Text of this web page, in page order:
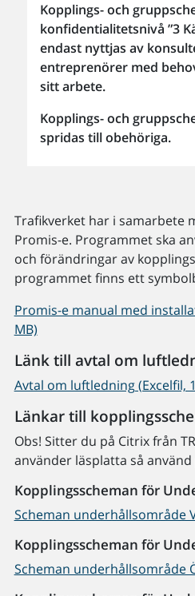
Kopplings- och
konfidentialitetsnivå ”3
endast nyttjas av
entreprenörer med
sitt arbete.
Kopplings- och
spridas till obehöriga.
Trafikverket har i samarbete
Promis-e. Programmet ska
och förändringar av
programmet finns ett
Promis-e manual med
MB)
Länk till avtal om
Avtal om luftledning (Excelfil,
Länkar till
Obs! Sitter du på Citrix från
använder läsplatta så
Kopplingsscheman för
Scheman underhållsområde
Kopplingsscheman för
Scheman underhållsområde